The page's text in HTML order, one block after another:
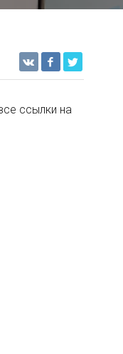
ссылки на